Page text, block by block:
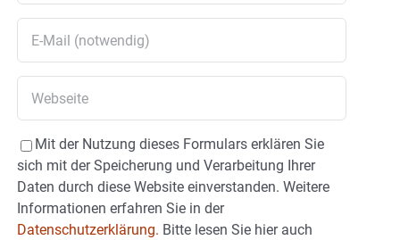
Mit der Nutzung dieses Formulars erklären Sie
sich mit der Speicherung und Verarbeitung Ihrer
Daten durch diese Website einverstanden. Weitere
Informationen erfahren Sie in der
Datenschutzerklärung. Bitte lesen Sie hier auch